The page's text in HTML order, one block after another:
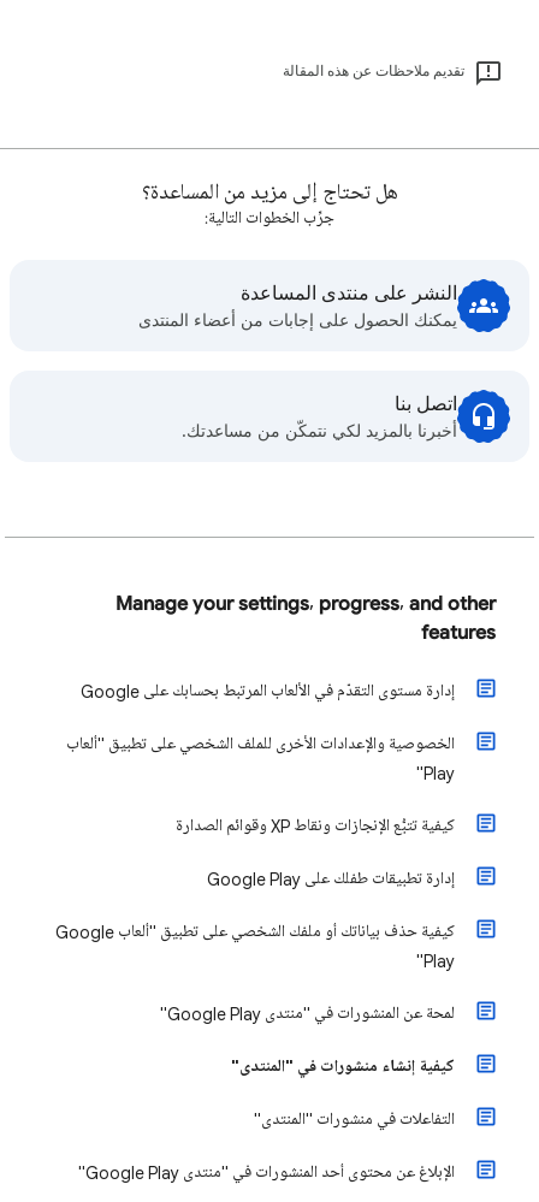
تقديم ملاحظات عن هذه المقالة
هل تحتاج إلى مزيد من المساعدة؟
جرِّب الخطوات التالية:
النشر على منتدى المساعدة
يمكنك الحصول على إجابات من أعضاء المنتدى
اتصل بنا
أخبرنا بالمزيد لكي نتمكّن من مساعدتك.
Manage your settings, progress, and other
features
إدارة مستوى التقدّم في الألعاب المرتبط بحسابك على Google
الخصوصية والإعدادات الأخرى للملف الشخصي على تطبيق "ألعاب
Play"
كيفية تتبُّع الإنجازات ونقاط XP وقوائم الصدارة
إدارة تطبيقات طفلك على Google Play
كيفية حذف بياناتك أو ملفك الشخصي على تطبيق "ألعاب Google
Play"
لمحة عن المنشورات في "منتدى Google Play"
كيفية إنشاء منشورات في "المنتدى"
التفاعلات في منشورات "المنتدى"
الإبلاغ عن محتوى أحد المنشورات في "منتدى Google Play"